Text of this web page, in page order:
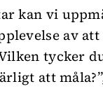
kan vi
av
tycker
att